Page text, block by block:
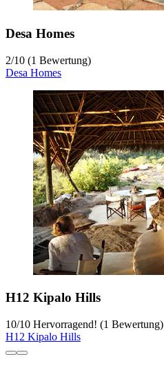
Desa Homes
2/10 (1 Bewertung)
Desa Homes
H12 Kipalo Hills
10/10 Hervorragend! (1 Bewertung)
H12 Kipalo Hills